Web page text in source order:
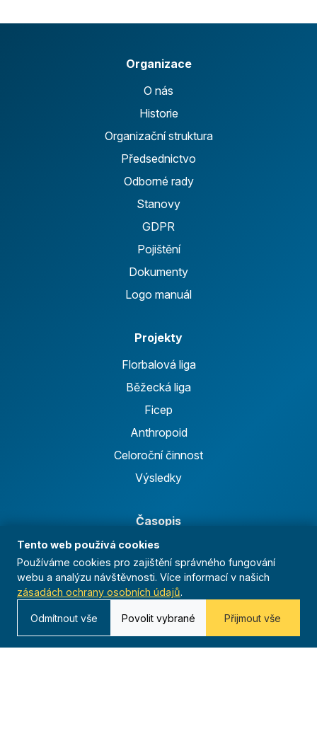
Organizace
O nás
Historie
Organizační struktura
Předsednictvo
Odborné rady
Stanovy
GDPR
Pojištění
Dokumenty
Logo manuál
Projekty
Florbalová liga
Běžecká liga
Ficep
Anthropoid
Celoroční činnost
Výsledky
Časopis
Archiv
Redakce
Kontakt
Kurská 792/3,
Tento web používá cookies
Používáme cookies pro zajištění správného fungování
webu a analýzu návštěvnosti. Více informací v našich
zásadách ochrany osobních údajů.
Odmítnout vše Povolit vybrané Přijmout vše